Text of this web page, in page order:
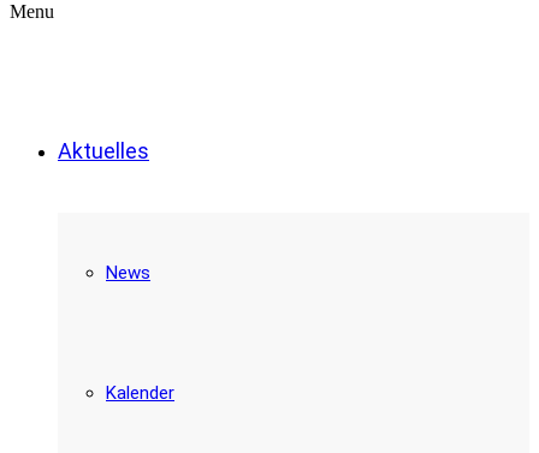
Menu
Aktuelles
News
Kalender